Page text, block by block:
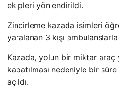
ekipleri yönlendirildi.
Zincirleme kazada isimleri
yaralanan 3 kişi ambulanslarla
Kazada, yolun bir miktar araç
kapatılması nedeniyle bir
açıldı.